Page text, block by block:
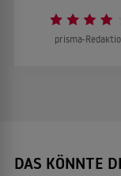
prisma-
DAS KÖNNTE